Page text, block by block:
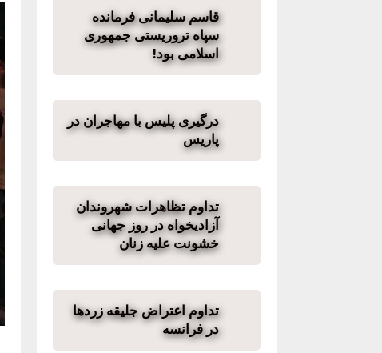
قاسم سلیمانی فرمانده
سپاه تروریستی جمهوری
اسلامی بود!
درگیری پلیس با مهاجران در
پاریس
تداوم تظاهرات شهروندان
آزادیخواه در روز جهانی
خشونت علیه زنان
تداوم اعتراض جلیقه زردها
در فرانسه